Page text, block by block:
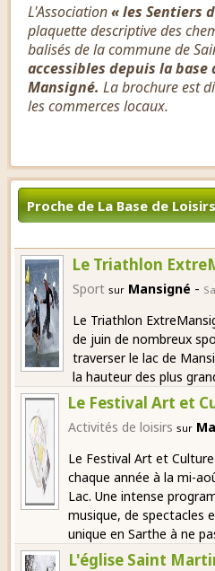
L'Association« les Sentiers
plaquette descriptive des
balisés de la commune de
accessibles depuis la
Mansigné. La brochure est
les commerces locaux.
Proche de La Base de
Le Triathlon
Sport sur Mansigné -
Le Triathlon
de juin de nombreux
traverser le lac de
la hauteur des plus
Le Festival Art et
Activités de loisirs sur
Le Festival Art et
chaque année à la mi-
Lac. Une intense
musique, de spectacles
unique en Sarthe à ne
L'église Saint